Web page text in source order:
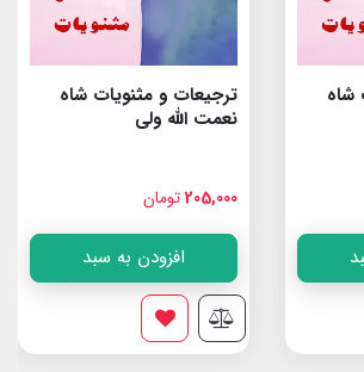
شاه
صورتی دلربا
185,000 تومان
افزودن به سبد